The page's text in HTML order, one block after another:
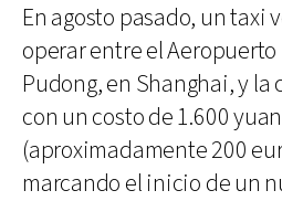
En agosto pasado, un taxi
operar entre el
Pudong, en Shanghai, y
con un costo de 1.600
(aproximadamente 200
marcando el inicio de un